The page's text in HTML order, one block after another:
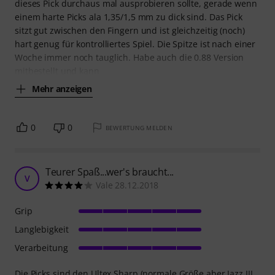
dieses Pick durchaus mal ausprobieren sollte, gerade wenn
einem harte Picks ala 1,35/1,5 mm zu dick sind. Das Pick
sitzt gut zwischen den Fingern und ist gleichzeitig (noch)
hart genug für kontrolliertes Spiel. Die Spitze ist nach einer
Woche immer noch tauglich. Habe auch die 0.88 Version
Mehr anzeigen
0 0 BEWERTUNG MELDEN
V Teurer Spaß...wer's braucht...
Vale 28.12.2018
Grip
Langlebigkeit
Verarbeitung